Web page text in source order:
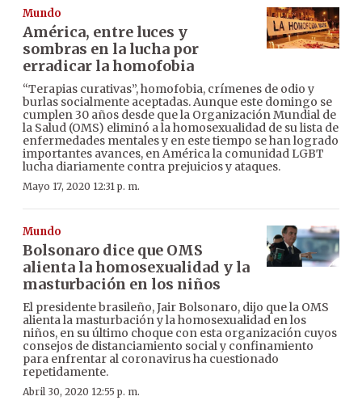
Mundo
América, entre luces y
sombras en la lucha por
erradicar la homofobia
“Terapias curativas”, homofobia, crímenes de odio y
burlas socialmente aceptadas. Aunque este domingo se
cumplen 30 años desde que la Organización Mundial de
la Salud (OMS) eliminó a la homosexualidad de su lista de
enfermedades mentales y en este tiempo se han logrado
importantes avances, en América la comunidad LGBT
lucha diariamente contra prejuicios y ataques.
Mayo 17, 2020 12:31 p. m.
Mundo
Bolsonaro dice que OMS
alienta la homosexualidad y la
masturbación en los niños
El presidente brasileño, Jair Bolsonaro, dijo que la OMS
alienta la masturbación y la homosexualidad en los
niños, en su último choque con esta organización cuyos
consejos de distanciamiento social y confinamiento
para enfrentar al coronavirus ha cuestionado
repetidamente.
Abril 30, 2020 12:55 p. m.